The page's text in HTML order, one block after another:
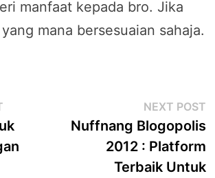
manfaat kepada bro. Jika
mana bersesuaian sahaja.
post:
NEXT POST
Nuffnang Blogopolis
2012 : Platform
Terbaik Untuk